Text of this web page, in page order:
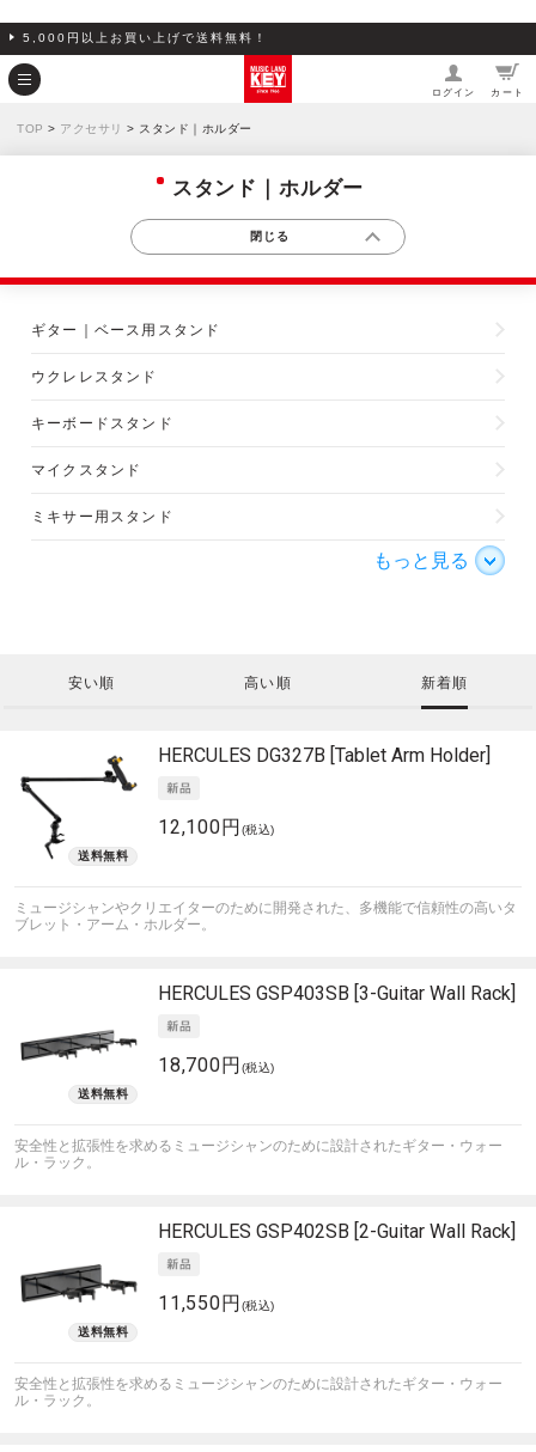
5,000円以上お買い上げで送料無料！
ログイン カート
TOP > アクセサリ > スタンド｜ホルダー
スタンド｜ホルダー
ギター｜ベース用スタンド
ウクレレスタンド
キーボードスタンド
マイクスタンド
ミキサー用スタンド
もっと見る
安い順 高い順 新着順
HERCULES DG327B [Tablet Arm Holder]
12,100円 (税込)
ミュージシャンやクリエイターのために開発された、多機能で信頼性の高いタ
ブレット・アーム・ホルダー。
HERCULES GSP403SB [3-Guitar Wall Rack]
18,700円 (税込)
安全性と拡張性を求めるミュージシャンのために設計されたギター・ウォー
ル・ラック。
HERCULES GSP402SB [2-Guitar Wall Rack]
11,550円 (税込)
安全性と拡張性を求めるミュージシャンのために設計されたギター・ウォー
ル・ラック。